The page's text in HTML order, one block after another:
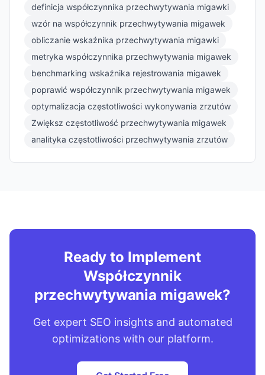
definicja współczynnika przechwytywania migawki
wzór na współczynnik przechwytywania migawek
obliczanie wskaźnika przechwytywania migawki
metryka współczynnika przechwytywania migawek
benchmarking wskaźnika rejestrowania migawek
poprawić współczynnik przechwytywania migawek
optymalizacja częstotliwości wykonywania zrzutów
Zwiększ częstotliwość przechwytywania migawek
analityka częstotliwości przechwytywania zrzutów
Ready to Implement
Współczynnik
przechwytywania migawek?
Get expert SEO insights and automated
optimizations with our platform.